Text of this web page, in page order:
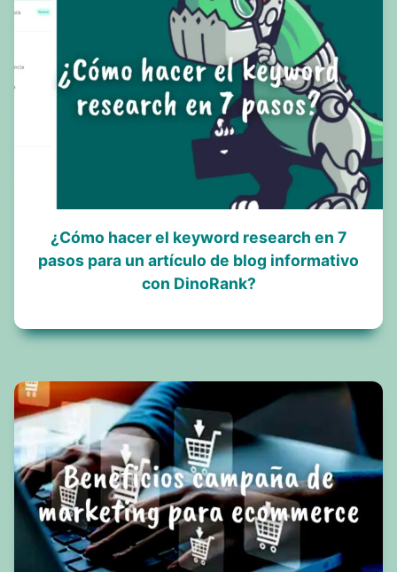
¿Cómo hacer el keyword research en 7
pasos para un artículo de blog informativo
con DinoRank?